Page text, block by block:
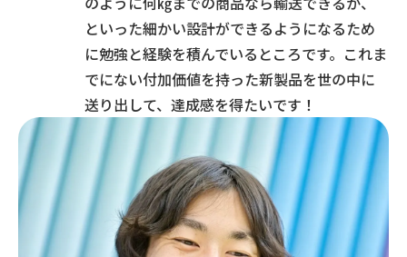
といった細かい設計ができるようになるため
に勉強と経験を積んでいるところです。これま
でにない付加価値を持った新製品を世の中に
送り出して、達成感を得たいです！